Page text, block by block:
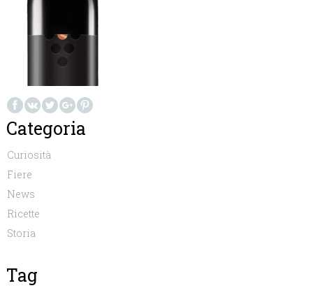
Categoria
Curiosità
Fiere
News
Ricette
Storia
Tag